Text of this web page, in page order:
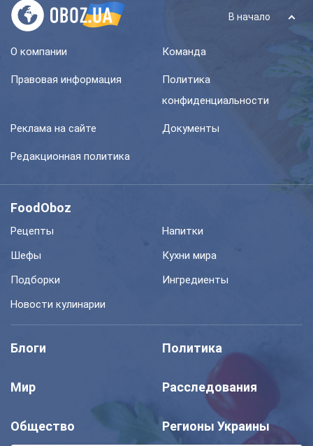
В начало
О компании Команда
Правовая информация
Политика
конфиденциальности
Реклама на сайте Документы
Редакционная политика
FoodOboz
Рецепты
Напитки
Шефы
Кухни мира
Подборки
Ингредиенты
Новости кулинарии
Блоги Политика
Мир Расследования
Общество Регионы Украины